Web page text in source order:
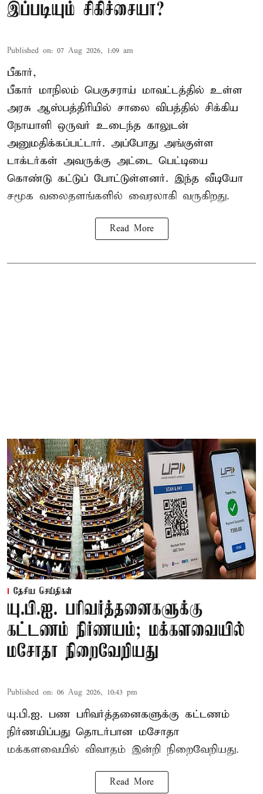
இப்படியும் சிகிச்சையா?
Published on: 07 Aug 2026, 1:09 am
பீகார்,
பீகார் மாநிலம் பெகுசராய் மாவட்டத்தில் உள்ள
அரசு ஆஸ்பத்திரியில் சாலை விபத்தில் சிக்கிய
நோயாளி ஒருவர் உடைந்த காலுடன்
அனுமதிக்கப்பட்டார். அப்போது அங்குள்ள
டாக்டர்கள் அவருக்கு அட்டை பெட்டியை
கொண்டு கட்டுப் போட்டுள்ளனர். இந்த வீடியோ
சமூக வலைதளங்களில் வைரலாகி வருகிறது.
Read More
தேசிய செய்திகள்
யு.பி.ஐ. பரிவர்த்தனைகளுக்கு
கட்டணம் நிர்ணயம்; மக்களவையில்
மசோதா நிறைவேறியது
Published on: 06 Aug 2026, 10:43 pm
யு.பி.ஐ. பண பரிவர்த்தனைகளுக்கு கட்டணம்
நிர்ணயிப்பது தொடர்பான மசோதா
மக்களவையில் விவாதம் இன்றி நிறைவேறியது.
Read More